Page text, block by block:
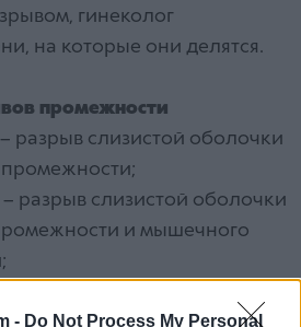
- Do Not Process My Personal
гинеколог
на которые они делятся.
промежности
– разрыв слизистой оболочки
– разрыв слизистой оболочки
и мышечного
мышечного слоя